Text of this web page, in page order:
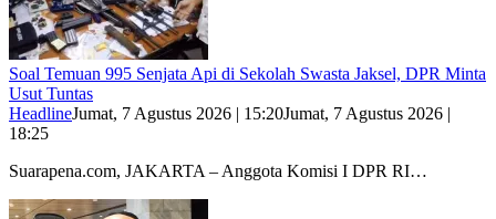
Soal Temuan 995 Senjata Api di Sekolah Swasta Jaksel, DPR Minta
Usut Tuntas
HeadlineJumat, 7 Agustus 2026 | 15:20Jumat, 7 Agustus 2026 |
18:25
Suarapena.com, JAKARTA – Anggota Komisi I DPR RI…